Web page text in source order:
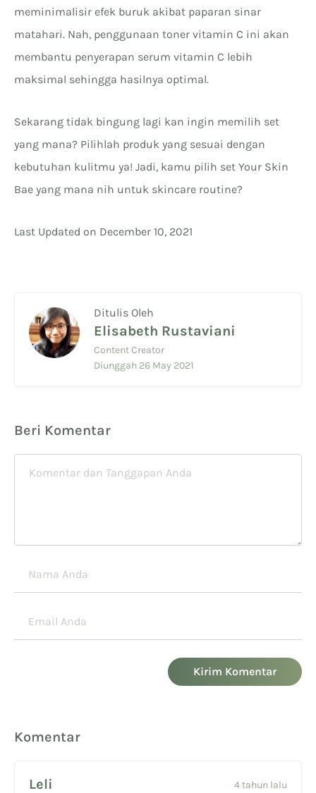
meminimalisir efek buruk akibat paparan sinar
matahari. Nah, penggunaan toner vitamin C ini akan
membantu penyerapan serum vitamin C lebih
maksimal sehingga hasilnya optimal.
Sekarang tidak bingung lagi kan ingin memilih set
yang mana? Pilihlah produk yang sesuai dengan
kebutuhan kulitmu ya! Jadi, kamu pilih set Your Skin
Bae yang mana nih untuk skincare routine?
Last Updated on December 10, 2021
Ditulis Oleh
Elisabeth Rustaviani
Content Creator
Diunggah 26 May 2021
Beri Komentar
Kirim Komentar
Komentar
Leli 4 tahun lalu